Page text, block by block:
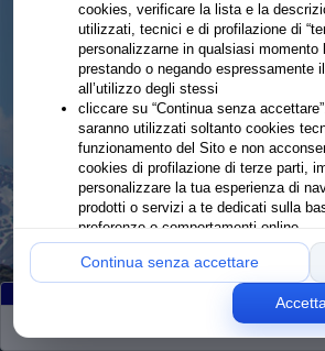
:217 Ritirati
cookies, verificare la lista e la
utilizzati, tecnici e di profilazione di
personalizzarne in qualsiasi momento
prestando o negando espressamente
all’utilizzo degli stessi
cliccare su “Continua senza
saranno utilizzati soltanto cookies
funzionamento del Sito e non
cookies di profilazione di terze parti,
personalizzare la tua esperienza di
prodotti o servizi a te dedicati sulla
preferenze o comportamenti online
Continua senza accettare